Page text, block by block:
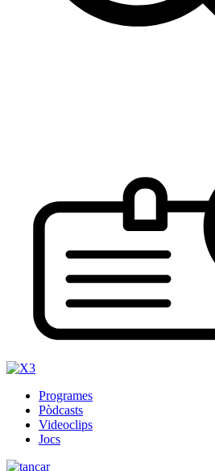
Programes
Pòdcasts
Videoclips
Jocs